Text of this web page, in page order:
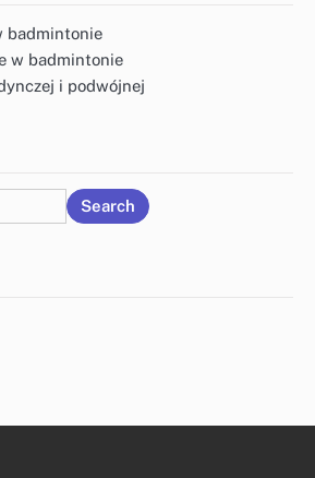
badmintonie
w badmintonie
i podwójnej